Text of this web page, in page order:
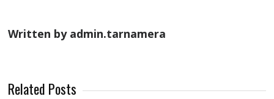
Written by admin.tarnamera
Related Posts